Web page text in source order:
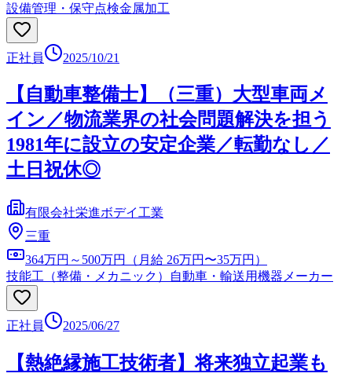
設備管理・保守点検金属加工
正社員 2025/10/21
【自動車整備士】（三重）大型車両メ
イン／物流業界の社会問題解決を担う
1981年に設立の安定企業／転勤なし／
土日祝休◎
有限会社栄進ボデイ工業
三重
364万円～500万円（月給 26万円〜35万円）
技能工（整備・メカニック）
自動車・輸送用機器メーカー
正社員 2025/06/27
【熱絶縁施工技術者】将来独立起業も